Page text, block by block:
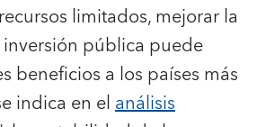
limitados, mejorar la
pública puede
beneficios a los países más
indica en elanálisis